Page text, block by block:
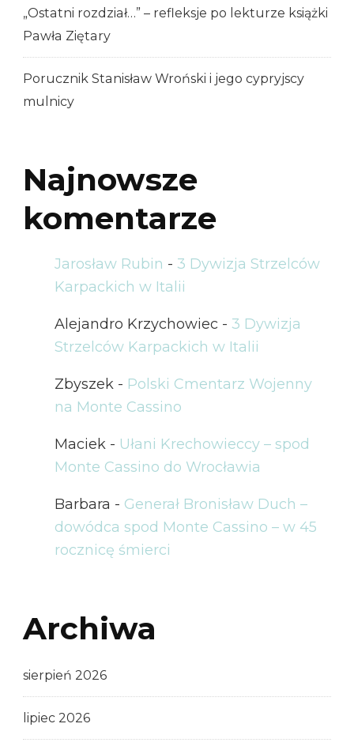
„Ostatni rozdział…” – refleksje po lekturze książki
Pawła Ziętary
Porucznik Stanisław Wroński i jego cypryjscy
mulnicy
Najnowsze
komentarze
Jarosław Rubin - 3 Dywizja Strzelców
Karpackich w Italii
Alejandro Krzychowiec - 3 Dywizja
Strzelców Karpackich w Italii
Zbyszek - Polski Cmentarz Wojenny
na Monte Cassino
Maciek - Ułani Krechowieccy – spod
Monte Cassino do Wrocławia
Barbara - Generał Bronisław Duch –
dowódca spod Monte Cassino – w 45
rocznicę śmierci
Archiwa
sierpień 2026
lipiec 2026